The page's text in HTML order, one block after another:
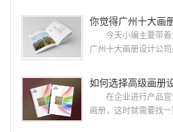
国网络应用的现状和
设计画册设计两个都
计 简练、概括、完
的替代方案的程度是
何艺术设计都要大得多
用目的、适用范畴并深
今天小编主要带着
广州十大画册设计公
计经验,服务过3000多
册设计/印刷公司。相
今天的内容感兴趣
柏品牌设计系品牌策
在企业进行产品宣
画册，这时就需要找